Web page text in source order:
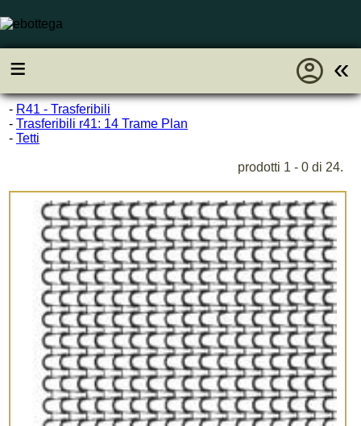
≡ «
account_circle
- R41 - Trasferibili
- Trasferibili r41: 14 Trame Plan
- Tetti
prodotti 1 - 0 di 24.